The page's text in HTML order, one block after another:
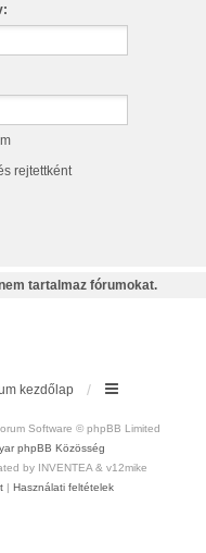
rejtettként
tartalmaz fórumokat.
kezdőlap
Software © phpBB Limited
phpBB Közösség
by INVENTEA & v12mike
| Használati feltételek